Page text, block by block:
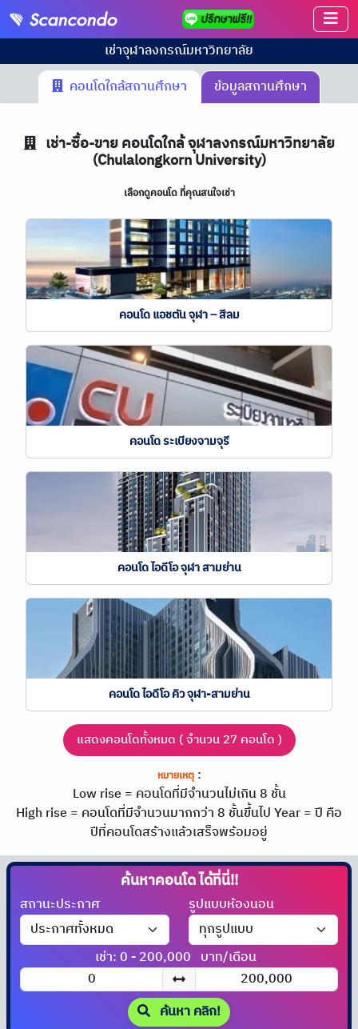
เช่าจุฬาลงกรณ์มหาวิทยาลัย
คอนโดใกล้สถานศึกษา
ข้อมูลสถานศึกษา
เช่า-ซื้อ-ขาย คอนโดใกล้ จุฬาลงกรณ์มหาวิทยาลัย
(Chulalongkorn University)
เลือกดูคอนโด ที่คุณสนใจเช่า
คอนโด แอชตัน จุฬา – สีลม
คอนโด ระเบียงจามจุรี
คอนโด ไอดีโอ จุฬา สามย่าน
คอนโด ไอดีโอ คิว จุฬา-สามย่าน
แสดงคอนโดทั้งหมด ( จำนวน 27 คอนโด )
หมายเหตุ:
Low rise = คอนโดที่มีจำนวนไม่เกิน 8 ชั้น
High rise = คอนโดที่มีจำนวนมากกว่า 8 ชั้นขึ้นไปYear = ปี คือ
ปีที่คอนโดสร้างแล้วเสร็จพร้อมอยู่
ค้นหาคอนโด
สถานะประกาศ รูปแบบห้องนอน
เช่า: 0 - 200,000 บาท/เดือน
ค้นหา คลิก!